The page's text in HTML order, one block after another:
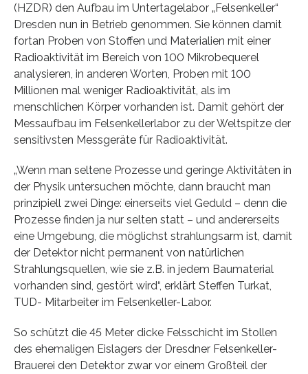
(HZDR) den Aufbau im Untertagelabor „Felsenkeller“
Dresden nun in Betrieb genommen. Sie können damit
fortan Proben von Stoffen und Materialien mit einer
Radioaktivität im Bereich von 100 Mikrobequerel
analysieren, in anderen Worten, Proben mit 100
Millionen mal weniger Radioaktivität, als im
menschlichen Körper vorhanden ist. Damit gehört der
Messaufbau im Felsenkellerlabor zu der Weltspitze der
sensitivsten Messgeräte für Radioaktivität.
„Wenn man seltene Prozesse und geringe Aktivitäten in
der Physik untersuchen möchte, dann braucht man
prinzipiell zwei Dinge: einerseits viel Geduld – denn die
Prozesse finden ja nur selten statt – und andererseits
eine Umgebung, die möglichst strahlungsarm ist, damit
der Detektor nicht permanent von natürlichen
Strahlungsquellen, wie sie z.B. in jedem Baumaterial
vorhanden sind, gestört wird“, erklärt Steffen Turkat,
TUD- Mitarbeiter im Felsenkeller-Labor.
So schützt die 45 Meter dicke Felsschicht im Stollen
des ehemaligen Eislagers der Dresdner Felsenkeller-
Brauerei den Detektor zwar vor einem Großteil der